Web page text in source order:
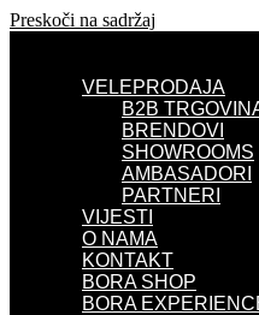
Preskoči na sadržaj
VELEPRODAJA
B2B
BRENDOVI
SHOWROOMS
AMBASADORI
PARTNERI
VIJESTI
O NAMA
KONTAKT
BORA SHOP
BORA